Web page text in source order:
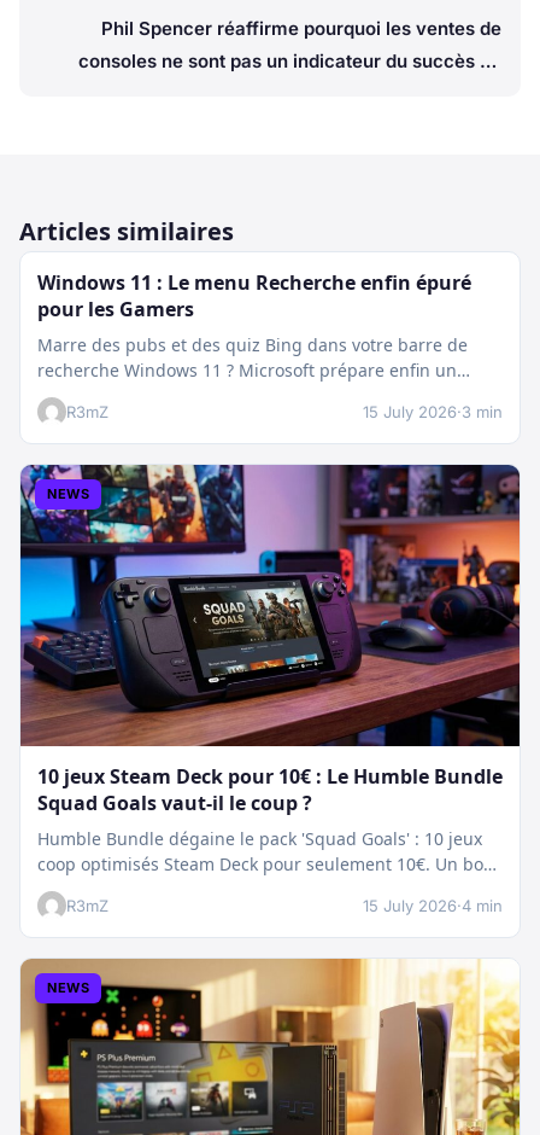
Phil Spencer réaffirme pourquoi les ventes de
consoles ne sont pas un indicateur du succès de
Articles similaires
Windows 11 : Le menu Recherche enfin épuré
pour les Gamers
Marre des pubs et des quiz Bing dans votre barre de
recherche Windows 11 ? Microsoft prépare enfin un
nettoyage…
R3mZ 15 July 2026·3 min
NEWS
10 jeux Steam Deck pour 10€ : Le Humble Bundle
Squad Goals vaut-il le coup ?
Humble Bundle dégaine le pack 'Squad Goals' : 10 jeux
coop optimisés Steam Deck pour seulement 10€. Un bon
plan…
R3mZ 15 July 2026·4 min
NEWS